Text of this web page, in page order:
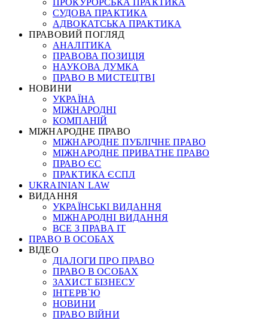
ПРОКУРОРСЬКА ПРАКТИКА
СУДОВА ПРАКТИКА
АДВОКАТСЬКА ПРАКТИКА
ПРАВОВИЙ ПОГЛЯД
АНАЛІТИКА
ПРАВОВА ПОЗИЦІЯ
НАУКОВА ДУМКА
ПРАВО В МИСТЕЦТВІ
НОВИНИ
УКРАЇНА
МІЖНАРОДНІ
КОМПАНІЙ
МІЖНАРОДНЕ ПРАВО
МІЖНАРОДНЕ ПУБЛІЧНЕ ПРАВО
МІЖНАРОДНЕ ПРИВАТНЕ ПРАВО
ПРАВО ЄС
ПРАКТИКА ЄСПЛ
UKRAINIAN LAW
ВИДАННЯ
УКРАЇНСЬКІ ВИДАННЯ
МІЖНАРОДНІ ВИДАННЯ
ВСЕ З ПРАВА ІТ
ПРАВО В ОСОБАХ
ВІДЕО
ДІАЛОГИ ПРО ПРАВО
ПРАВО В ОСОБАХ
ЗАХИСТ БІЗНЕСУ
ІНТЕРВ`Ю
НОВИНИ
ПРАВО ВІЙНИ